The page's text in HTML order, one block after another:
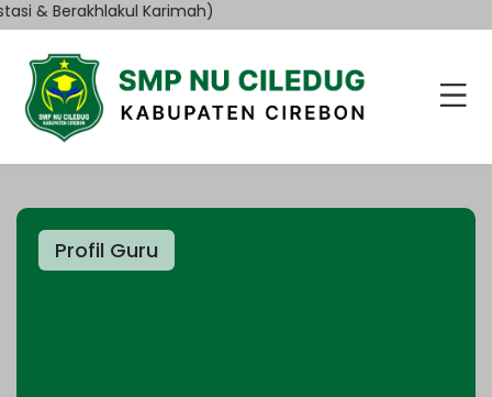
& Berakhlakul Karimah)
Profil Guru